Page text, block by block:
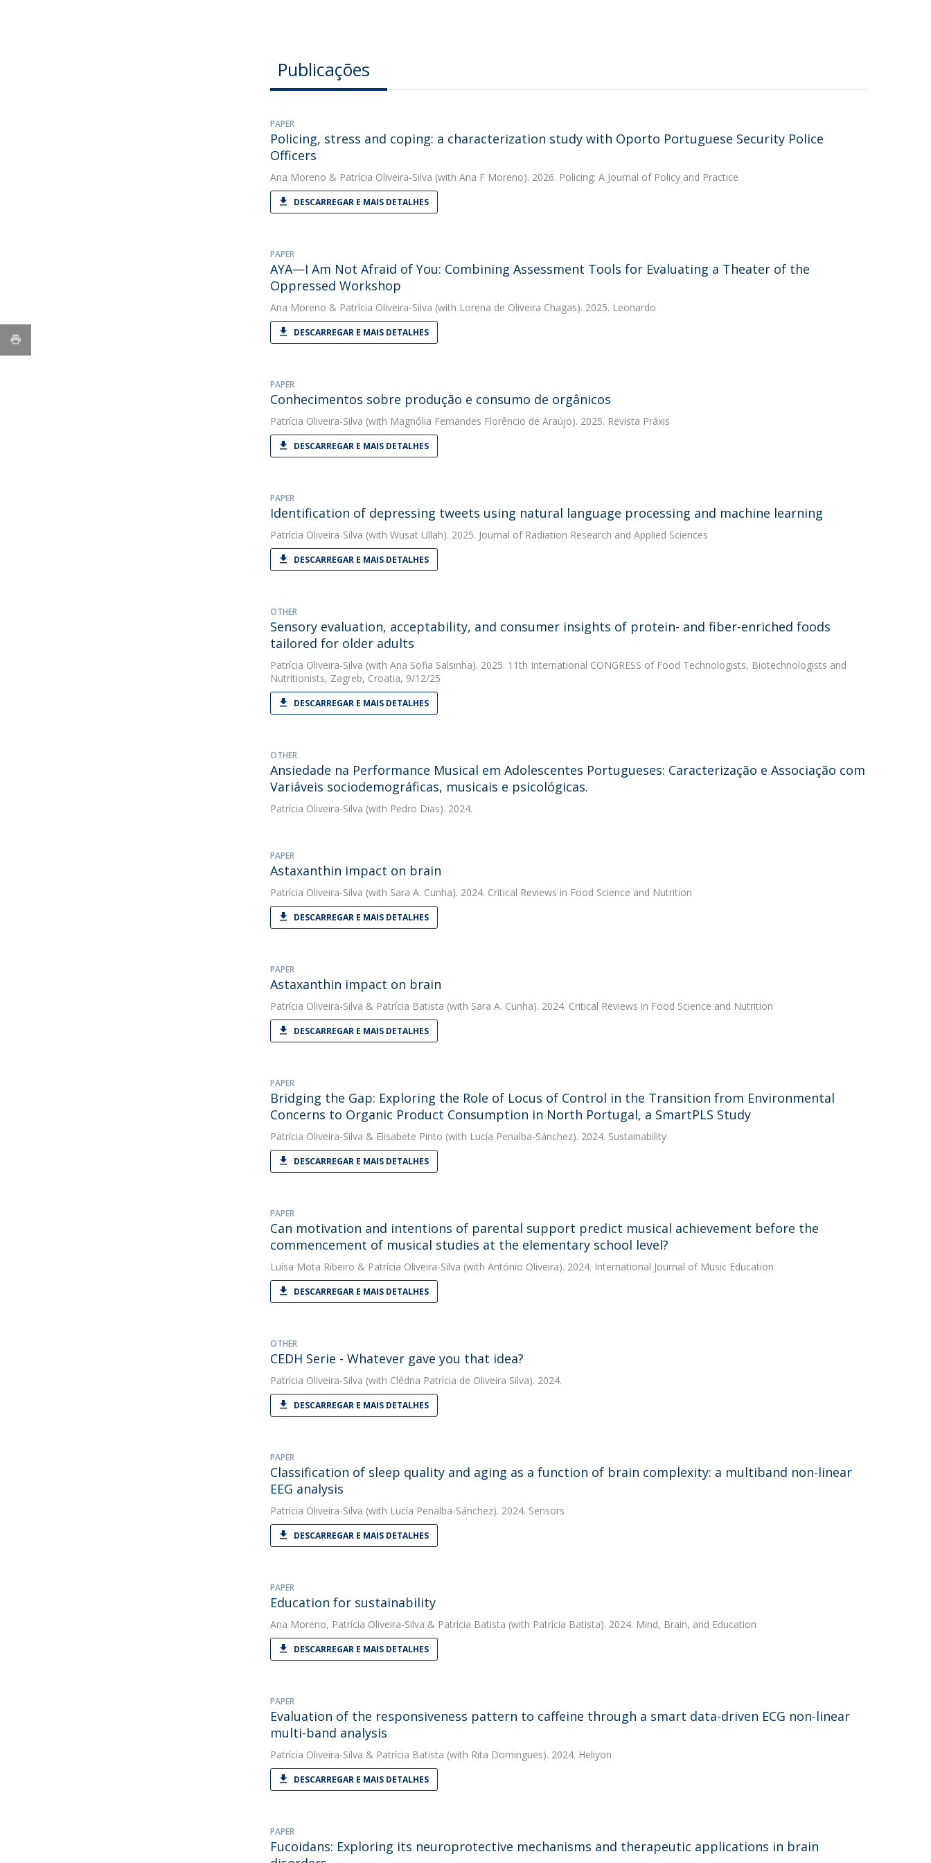
Publicações
PAPER
Policing, stress and coping: a characterization study with Oporto Portuguese Security Police
Officers
Ana Moreno & Patrícia Oliveira-Silva (with Ana F Moreno). 2026. Policing: A Journal of Policy and Practice
DESCARREGAR E MAIS DETALHES
PAPER
AYA—I Am Not Afraid of You: Combining Assessment Tools for Evaluating a Theater of the
Oppressed Workshop
Ana Moreno & Patrícia Oliveira-Silva (with Lorena de Oliveira Chagas). 2025. Leonardo
DESCARREGAR E MAIS DETALHES
PAPER
Conhecimentos sobre produção e consumo de orgânicos
Patrícia Oliveira-Silva (with Magnólia Fernandes Florêncio de Araújo). 2025. Revista Práxis
DESCARREGAR E MAIS DETALHES
PAPER
Identification of depressing tweets using natural language processing and machine learning
Patrícia Oliveira-Silva (with Wusat Ullah). 2025. Journal of Radiation Research and Applied Sciences
DESCARREGAR E MAIS DETALHES
OTHER
Sensory evaluation, acceptability, and consumer insights of protein- and fiber-enriched foods
tailored for older adults
Patrícia Oliveira-Silva (with Ana Sofia Salsinha). 2025. 11th International CONGRESS of Food Technologists, Biotechnologists and
Nutritionists, Zagreb, Croatia, 9/12/25
DESCARREGAR E MAIS DETALHES
OTHER
Ansiedade na Performance Musical em Adolescentes Portugueses: Caracterização e Associação com
Variáveis sociodemográficas, musicais e psicológicas.
Patrícia Oliveira-Silva (with Pedro Dias). 2024.
PAPER
Astaxanthin impact on brain
Patrícia Oliveira-Silva (with Sara A. Cunha). 2024. Critical Reviews in Food Science and Nutrition
DESCARREGAR E MAIS DETALHES
PAPER
Astaxanthin impact on brain
Patrícia Oliveira-Silva & Patrícia Batista (with Sara A. Cunha). 2024. Critical Reviews in Food Science and Nutrition
DESCARREGAR E MAIS DETALHES
PAPER
Bridging the Gap: Exploring the Role of Locus of Control in the Transition from Environmental
Concerns to Organic Product Consumption in North Portugal, a SmartPLS Study
Patrícia Oliveira-Silva & Elisabete Pinto (with Lucía Penalba-Sánchez). 2024. Sustainability
DESCARREGAR E MAIS DETALHES
PAPER
Can motivation and intentions of parental support predict musical achievement before the
commencement of musical studies at the elementary school level?
Luísa Mota Ribeiro & Patrícia Oliveira-Silva (with António Oliveira). 2024. International Journal of Music Education
DESCARREGAR E MAIS DETALHES
OTHER
CEDH Serie - Whatever gave you that idea?
Patrícia Oliveira-Silva (with Clédna Patrícia de Oliveira Silva). 2024.
DESCARREGAR E MAIS DETALHES
PAPER
Classification of sleep quality and aging as a function of brain complexity: a multiband non-linear
EEG analysis
Patrícia Oliveira-Silva (with Lucía Penalba-Sánchez). 2024. Sensors
DESCARREGAR E MAIS DETALHES
PAPER
Education for sustainability
Ana Moreno, Patrícia Oliveira-Silva & Patrícia Batista (with Patrícia Batista). 2024. Mind, Brain, and Education
DESCARREGAR E MAIS DETALHES
PAPER
Evaluation of the responsiveness pattern to caffeine through a smart data-driven ECG non-linear
multi-band analysis
Patrícia Oliveira-Silva & Patrícia Batista (with Rita Domingues). 2024. Heliyon
DESCARREGAR E MAIS DETALHES
PAPER
Fucoidans: Exploring its neuroprotective mechanisms and therapeutic applications in brain